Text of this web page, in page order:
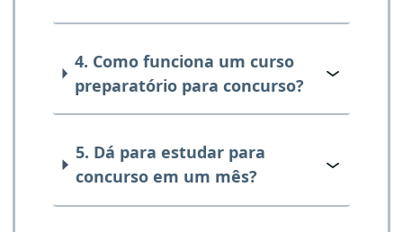
4. Como funciona um curso
preparatório para concurso?
5. Dá para estudar para
concurso em um mês?